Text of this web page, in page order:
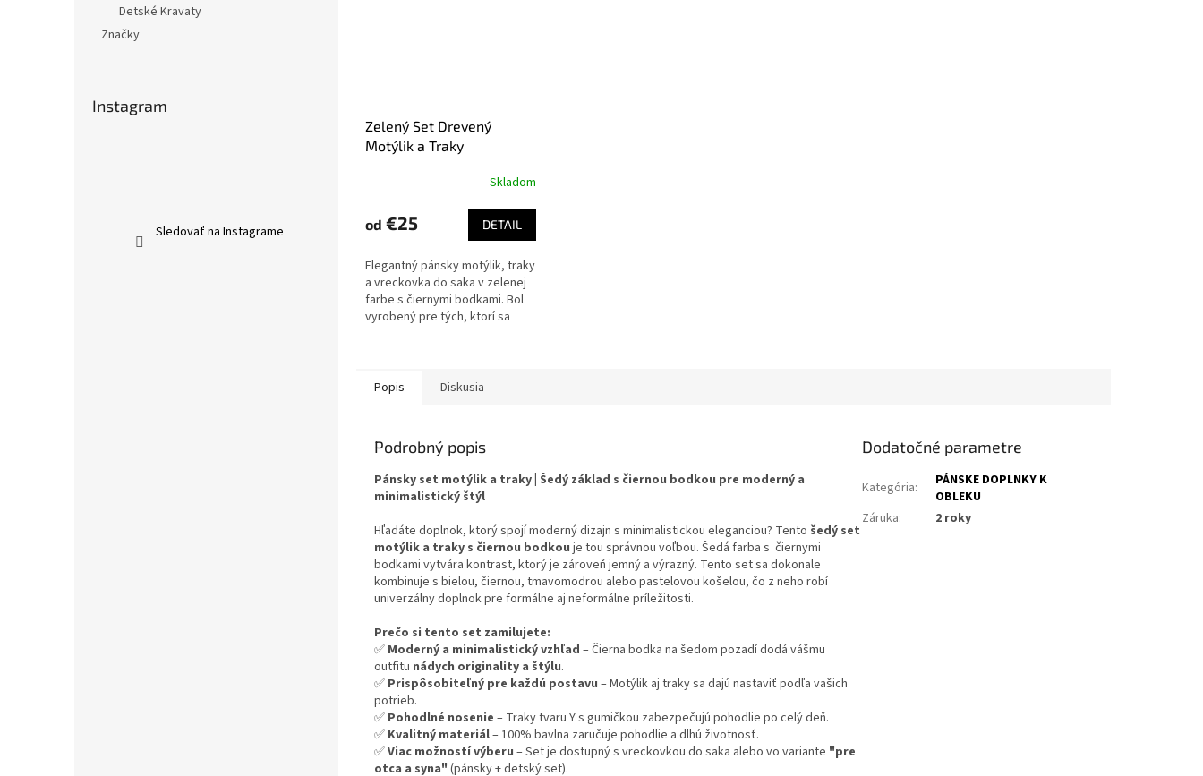
Detské Kravaty
Značky
Instagram
Sledovať na Instagrame
Zelený Set Drevený
Motýlik a Traky
Skladom
od €25 DETAIL
Elegantný pánsky motýlik, traky
a vreckovka do saka v zelenej
farbe s čiernymi bodkami. Bol
vyrobený pre tých, ktorí sa
Popis Diskusia
Podrobný popis
Pánsky set motýlik a traky | Šedý základ s čiernou bodkou pre moderný a
minimalistický štýl
Hľadáte doplnok, ktorý spojí moderný dizajn s minimalistickou eleganciou? Tento šedý set
motýlik a traky s čiernou bodkou je tou správnou voľbou. Šedá farba s čiernymi
bodkami vytvára kontrast, ktorý je zároveň jemný a výrazný. Tento set sa dokonale
kombinuje s bielou, čiernou, tmavomodrou alebo pastelovou košelou, čo z neho robí
univerzálny doplnok pre formálne aj neformálne príležitosti.
Prečo si tento set zamilujete:
✅ Moderný a minimalistický vzhľad – Čierna bodka na šedom pozadí dodá vášmu
outfitu nádych originality a štýlu.
✅ Prispôsobiteľný pre každú postavu – Motýlik aj traky sa dajú nastaviť podľa vašich
potrieb.
✅ Pohodlné nosenie – Traky tvaru Y s gumičkou zabezpečujú pohodlie po celý deň.
✅ Kvalitný materiál– 100% bavlna zaručuje pohodlie a dlhú životnosť.
✅Viac možností výberu – Set je dostupný s vreckovkou do saka alebo vo variante "pre
otca a syna" (pánsky + detský set).
Dodatočné parametre
Kategória:
PÁNSKE DOPLNKY K
OBLEKU
Záruka: 2 roky